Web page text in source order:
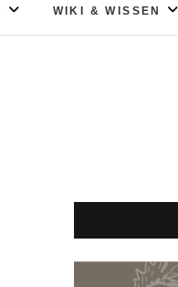
WIKI & WISSEN